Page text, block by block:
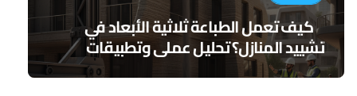
كيف تعمل الطباعة ثلاثية الأبعاد في
تشييد المنازل؟ تحليل عملي وتطبيقات
مستقبلية